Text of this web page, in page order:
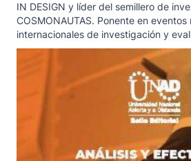
IN DESIGN y líder del semillero de
COSMONAUTAS. Ponente en eventos
internacionales de investigación y